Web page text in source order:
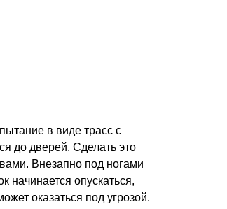
в виде трасс с
до дверей. Сделать это
Внезапно под ногами
начинается опускаться,
оказаться под угрозой.